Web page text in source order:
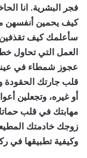
فجر البشرية. انا
كيف يحمين أنفسهن
سأعلمك كيف
العمل التي تحاول
عجوز شمطاء في
قلب جارتك الحقودة
أو غيره، وتجعلين
مهابتك في قلب
زوجك خادمتك
وكيفية تطبيقها في